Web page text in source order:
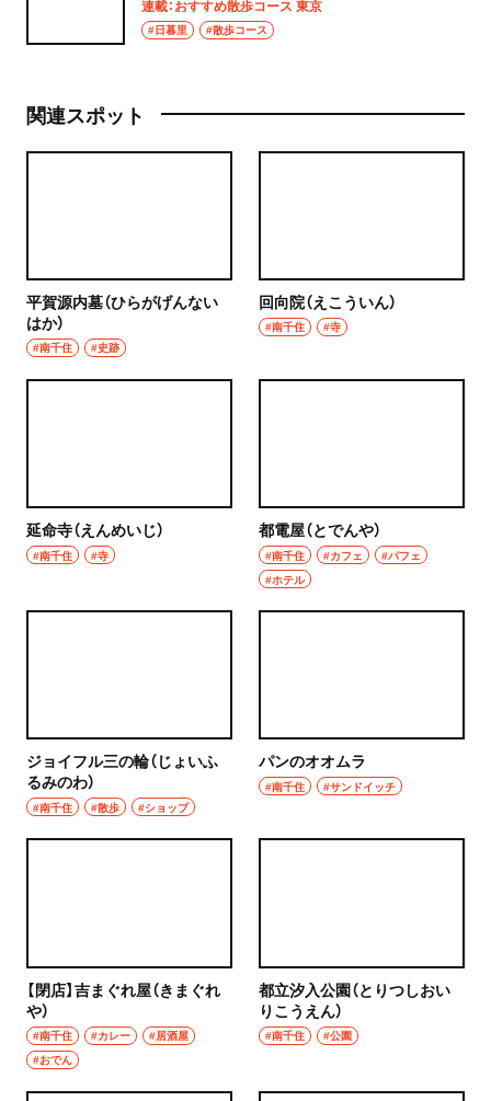
連載：おすすめ散歩コース 東京
#日暮里 #散歩コース
関連スポット
平賀源内墓（ひらがげんない
はか）
#南千住 #史跡
回向院（えこういん）
#南千住 #寺
延命寺（えんめいじ）
#南千住 #寺
都電屋（とでんや）
#南千住 #カフェ
#パフェ
#ホテル
ジョイフル三の輪（じょいふ
るみのわ）
#南千住 #散歩 #ショップ
パンのオオムラ
#南千住 #サンドイッチ
【閉店】吉まぐれ屋（きまぐれ
や）
#南千住 #カレー
#居酒屋
#おでん
都立汐入公園（とりつしおい
りこうえん）
#南千住 #公園